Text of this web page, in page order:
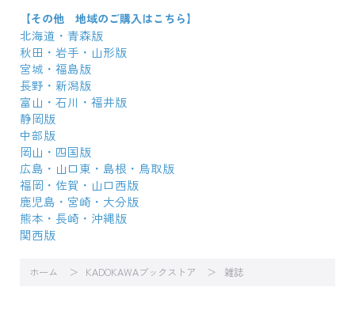
【その他 地域のご購入はこちら】
北海道・青森版
秋田・岩手・山形版
宮城・福島版
長野・新潟版
富山・石川・福井版
静岡版
中部版
岡山・四国版
広島・山口東・島根・鳥取版
福岡・佐賀・山口西版
鹿児島・宮崎・大分版
熊本・長崎・沖縄版
関西版
ホーム KADOKAWAブックストア 雑誌